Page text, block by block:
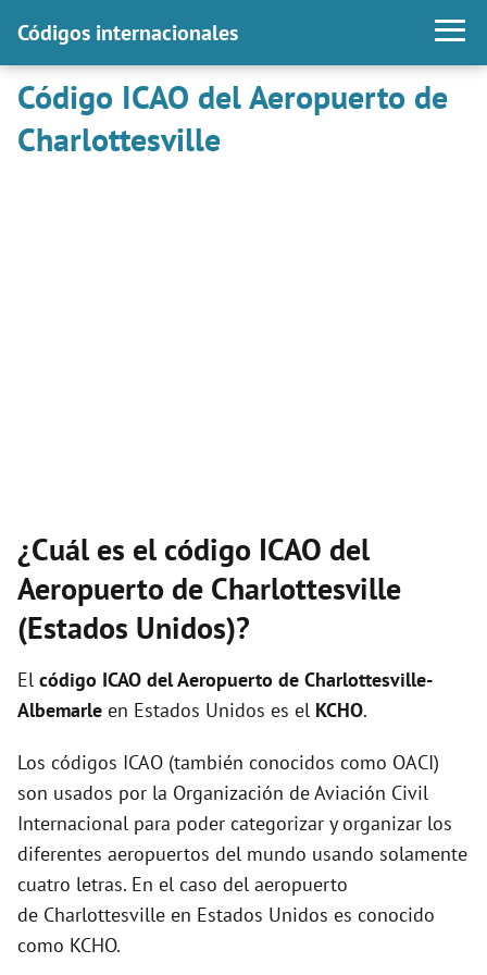
Códigos internacionales
Código ICAO del Aeropuerto de
Charlottesville
¿Cuál es el código ICAO del
Aeropuerto de Charlottesville
(Estados Unidos)?
El código ICAO delAeropuerto de Charlottesville-
Albemarle en Estados Unidos es el KCHO.
Los códigos ICAO (también conocidos como OACI)
son usados por la Organización de Aviación Civil
Internacional para poder categorizar y organizar los
diferentes aeropuertos del mundo usando solamente
cuatro letras. En el caso del aeropuerto
de Charlottesville en Estados Unidos es conocido
como KCHO.